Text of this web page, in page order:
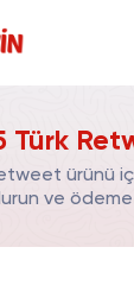
Türk
ürünü
ve ödeme